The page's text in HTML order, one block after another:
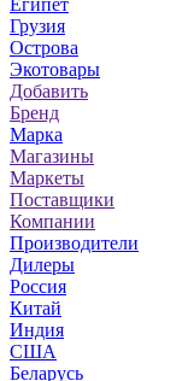
Грузия
Острова
Экотовары
Добавить
Бренд
Марка
Магазины
Маркеты
Поставщики
Компании
Производители
Дилеры
Россия
Китай
Индия
США
Беларусь